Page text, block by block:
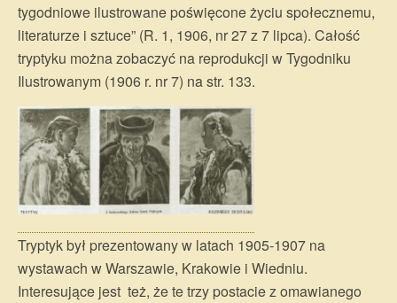
tygodniowe ilustrowane poświęcone życiu społecznemu,
literaturze i sztuce” (R. 1, 1906, nr 27 z 7 lipca). Całość
tryptyku można zobaczyć na reprodukcji w Tygodniku
Ilustrowanym (1906 r. nr 7) na str. 133.
Tryptyk był prezentowany w latach 1905-1907 na
wystawach w Warszawie, Krakowie i Wiedniu.
Interesujące jest też, że te trzy postacie z omawianego